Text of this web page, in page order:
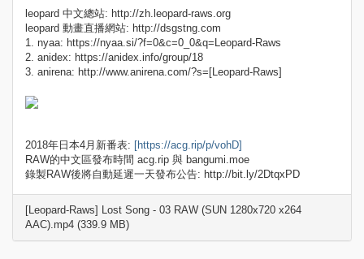
leopard 中文總站: http://zh.leopard-raws.org
leopard 動畫直播網站: http://dsgstng.com
1. nyaa: https://nyaa.si/?f=0&c=0_0&q=Leopard-Raws
2. anidex: https://anidex.info/group/18
3. anirena: http://www.anirena.com/?s=[Leopard-Raws]
2018年日本4月新番表: [https://acg.rip/p/vohD]
RAW的中文區發布時間 acg.rip 與 bangumi.moe
錄製RAW後將自動延遲一天發布公告: http://bit.ly/2DtqxPD
[Leopard-Raws] Lost Song - 03 RAW (SUN 1280x720 x264
AAC).mp4 (339.9 MB)